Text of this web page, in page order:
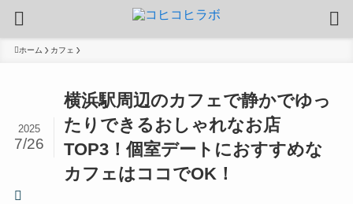
ホーム カフェ
横浜駅周辺のカフェで静かでゆっ
たりできるおしゃれなお店
TOP3！個室デートにおすすめな
カフェはココでOK！
2025
7/26